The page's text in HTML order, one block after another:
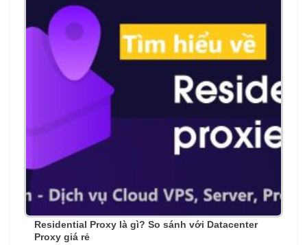
Residential Proxy là gì? So sánh với Datacenter
Proxy giá rẻ